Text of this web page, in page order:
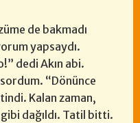
de bakmadı
yapsaydı.
dedi Akın abi.
“Dönünce
Kalan zaman,
dağıldı. Tatil bitti.